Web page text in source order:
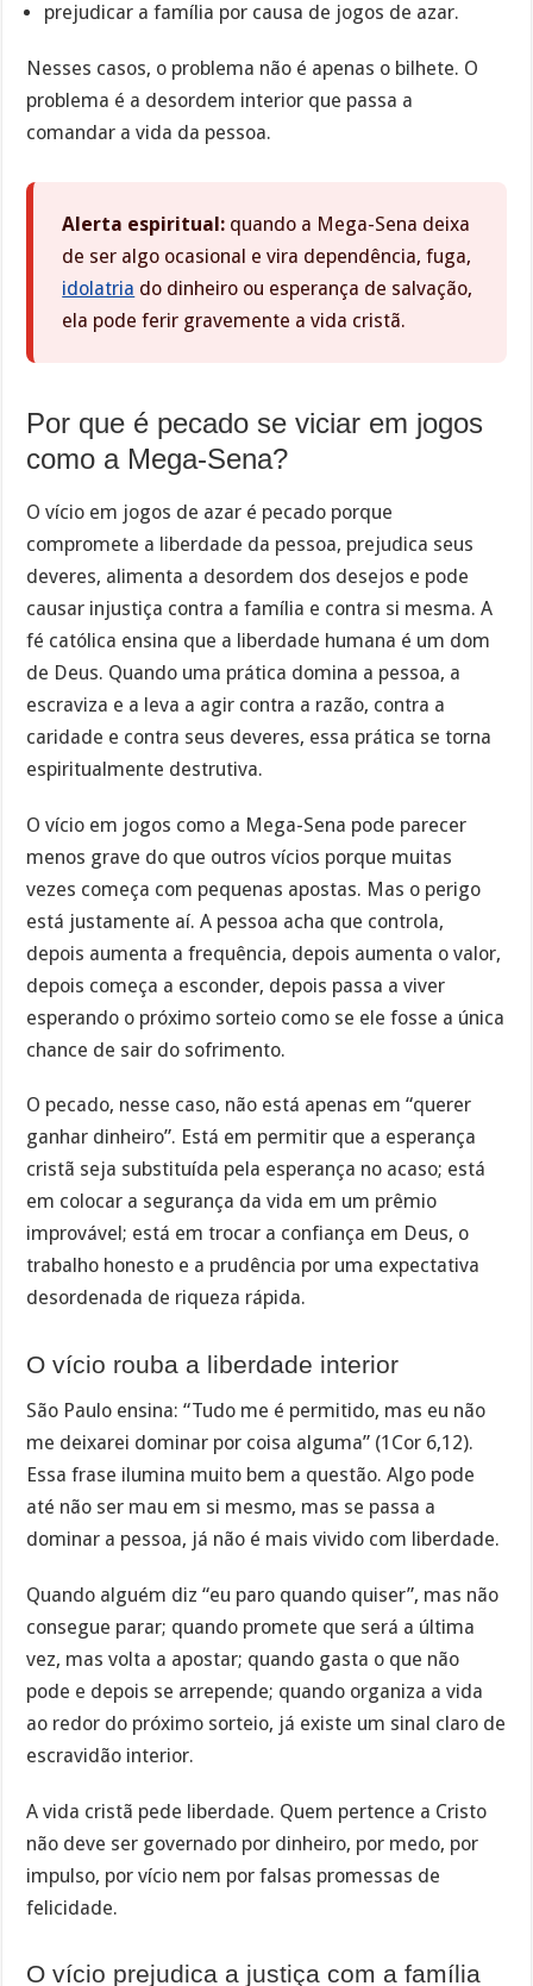
prejudicar a família por causa de jogos de azar.
Nesses casos, o problema não é apenas o bilhete. O
problema é a desordem interior que passa a
comandar a vida da pessoa.
Alerta espiritual: quando a Mega-Sena deixa
de ser algo ocasional e vira dependência, fuga,
idolatria do dinheiro ou esperança de salvação,
ela pode ferir gravemente a vida cristã.
Por que é pecado se viciar em jogos
como a Mega-Sena?
O vício em jogos de azar é pecado porque
compromete a liberdade da pessoa, prejudica seus
deveres, alimenta a desordem dos desejos e pode
causar injustiça contra a família e contra si mesma. A
fé católica ensina que a liberdade humana é um dom
de Deus. Quando uma prática domina a pessoa, a
escraviza e a leva a agir contra a razão, contra a
caridade e contra seus deveres, essa prática se torna
espiritualmente destrutiva.
O vício em jogos como a Mega-Sena pode parecer
menos grave do que outros vícios porque muitas
vezes começa com pequenas apostas. Mas o perigo
está justamente aí. A pessoa acha que controla,
depois aumenta a frequência, depois aumenta o valor,
depois começa a esconder, depois passa a viver
esperando o próximo sorteio como se ele fosse a única
chance de sair do sofrimento.
O pecado, nesse caso, não está apenas em “querer
ganhar dinheiro”. Está em permitir que a esperança
cristã seja substituída pela esperança no acaso; está
em colocar a segurança da vida em um prêmio
improvável; está em trocar a confiança em Deus, o
trabalho honesto e a prudência por uma expectativa
desordenada de riqueza rápida.
O vício rouba a liberdade interior
São Paulo ensina: “Tudo me é permitido, mas eu não
me deixarei dominar por coisa alguma” (1Cor 6,12).
Essa frase ilumina muito bem a questão. Algo pode
até não ser mau em si mesmo, mas se passa a
dominar a pessoa, já não é mais vivido com liberdade.
Quando alguém diz “eu paro quando quiser”, mas não
consegue parar; quando promete que será a última
vez, mas volta a apostar; quando gasta o que não
pode e depois se arrepende; quando organiza a vida
ao redor do próximo sorteio, já existe um sinal claro de
escravidão interior.
A vida cristã pede liberdade. Quem pertence a Cristo
não deve ser governado por dinheiro, por medo, por
impulso, por vício nem por falsas promessas de
felicidade.
O vício prejudica a justiça com a família